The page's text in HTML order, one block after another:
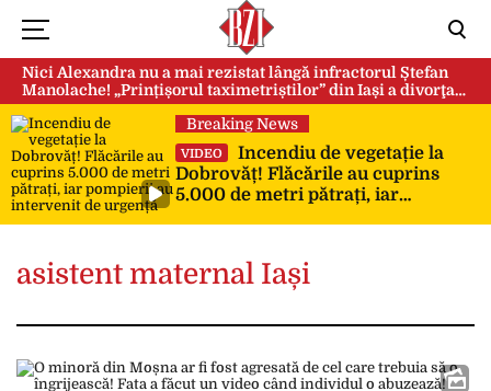
Nici Alexandra nu a mai rezistat lângă infractorul Ștefan
Manolache! „Prințișorul taximetriștilor” din Iași a divorţat
după doi ani de căsnicie
Breaking News
VIDEO
Incendiu de vegetație la
Dobrovăț! Flăcările au cuprins
5.000 de metri pătrați, iar
asistent maternal Iași